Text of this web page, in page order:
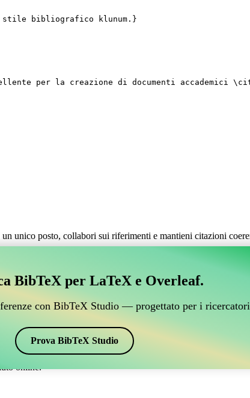
stile bibliografico klunum.}
per la creazione di documenti accademici
unico posto, collabori sui riferimenti e mantieni citazioni
BibTeX, che si connetta a Overleaf?
BibTeX, che si connetta a Overleaf?”
su Overleaf, CiteDrive potrebbe essere perfetto! Ti
Quindi, se stai cercando un modo semplice per gestire
online.
BibTeX per LaTeX e Overleaf.
con BibTeX Studio — progettato per i
Prova BibTeX Studio